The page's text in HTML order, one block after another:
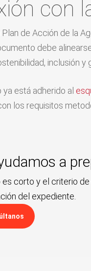
con
Plan de Acción de la
debe
inclusión y
ya está adherido al
los requisitos
a
es corto y el criterio
del expediente.